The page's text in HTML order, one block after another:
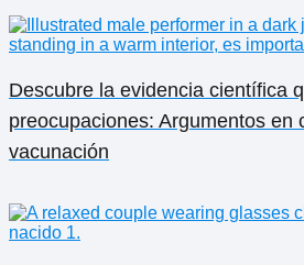
Descubre la evidencia científica
preocupaciones: Argumentos en
vacunación